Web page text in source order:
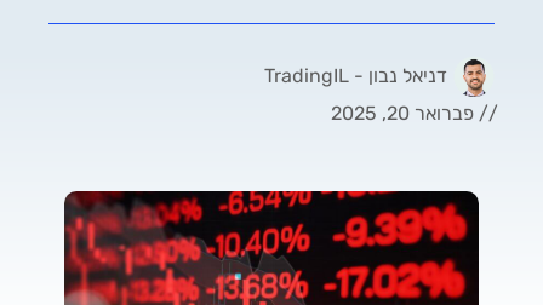
דניאל נבון - TradingIL
// פברואר 20, 2025